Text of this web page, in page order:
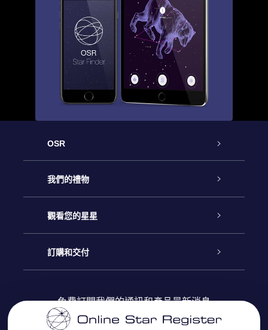
OSR
客戶服務
聯繫我們
博客
評論
我們的禮物
Online Star禮物
OSR禮物包
OSR 禮物卡
觀看您的星星
星星注册
個性化的Star Page
訂購和交付
付款資訊
免費訂閱我們的通訊和產品最新消息